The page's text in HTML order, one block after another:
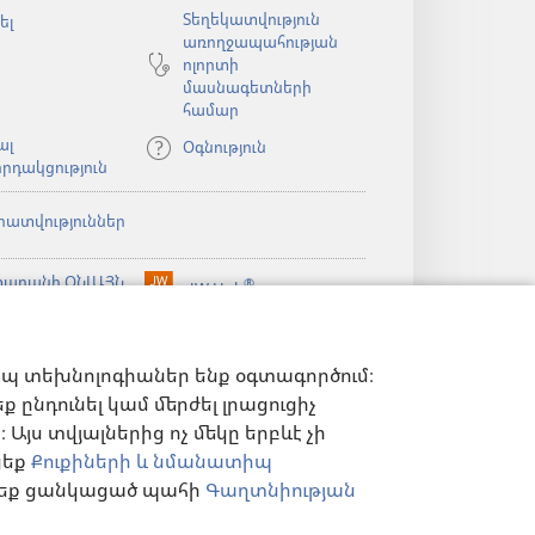
տեխնոլոգիաներ ենք օգտագործում։
կամ մերժել լրացուցիչ
տվյալներից ոչ մեկը երբևէ չի
Քուքիների և նմանատիպ
եք ցանկացած պահի Գաղտնիության
Տեղեկատվություն
առողջապահության
ոլորտի
մասնագետների
համար
Օգնություն
ՕՆԼԱՅՆ
JW Hub®
պատուհան)